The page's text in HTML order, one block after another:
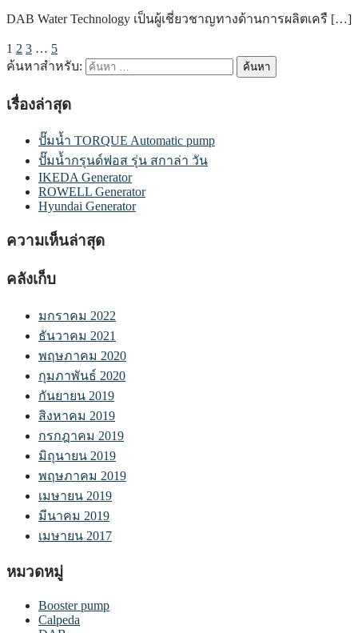
DAB Water Technology เป็นผู้เชี่ยวชาญทางด้านการผลิตเครื […]
1 2 3 … 5
ค้นหาสำหรับ:
เรื่องล่าสุด
ปั๊มน้ำ TORQUE Automatic pump
ปั๊มน้ำกรุนด์ฟอส รุ่น สกาล่า วัน
IKEDA Generator
ROWELL Generator
Hyundai Generator
ความเห็นล่าสุด
คลังเก็บ
มกราคม 2022
ธันวาคม 2021
พฤษภาคม 2020
กุมภาพันธ์ 2020
กันยายน 2019
สิงหาคม 2019
กรกฎาคม 2019
มิถุนายน 2019
พฤษภาคม 2019
เมษายน 2019
มีนาคม 2019
เมษายน 2017
หมวดหมู่
Booster pump
Calpeda